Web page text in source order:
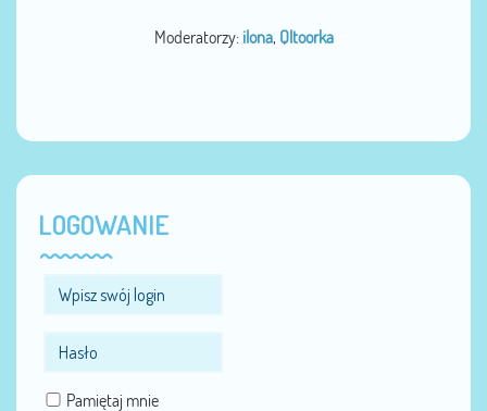
Moderatorzy: ilona, Qltoorka
LOGOWANIE
Pamiętaj mnie